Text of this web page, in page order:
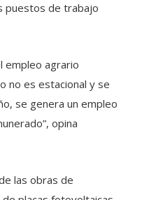
puestos de trabajo
empleo agrario
no es estacional y se
se genera un empleo
opina
las obras de